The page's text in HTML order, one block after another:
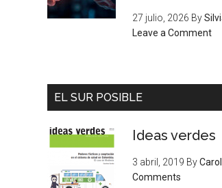
27 julio, 2026 By
Leave a Comment
EL SUR POSIBLE
Ideas verdes
3 abril, 2019 By
Comments